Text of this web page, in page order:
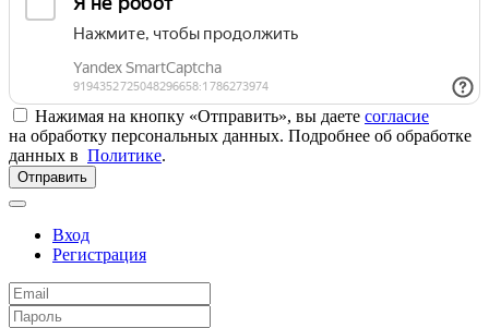
Нажимая на кнопку «Отправить», вы даете согласие
на обработку персональных данных. Подробнее об обработке
данных в Политике.
Отправить
Вход
Регистрация